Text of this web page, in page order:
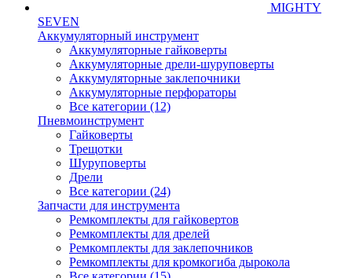
MIGHTY
SEVEN
Аккумуляторный инструмент
Аккумуляторные гайковерты
Аккумуляторные дрели-шуруповерты
Аккумуляторные заклепочники
Аккумуляторные перфораторы
Все категории (12)
Пневмоинструмент
Гайковерты
Трещотки
Шуруповерты
Дрели
Все категории (24)
Запчасти для инструмента
Ремкомплекты для гайковертов
Ремкомплекты для дрелей
Ремкомплекты для заклепочников
Ремкомплекты для кромкогиба дырокола